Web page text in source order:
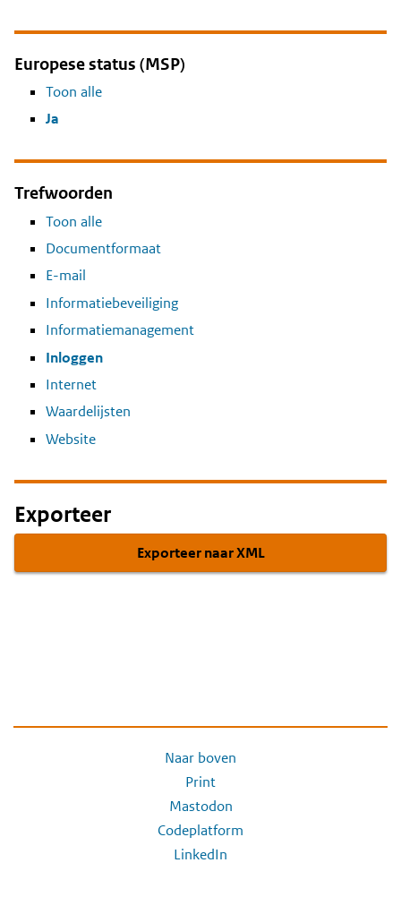
Europese status (MSP)
Toon alle
Ja
Trefwoorden
Toon alle
Documentformaat
E-mail
Informatiebeveiliging
Informatiemanagement
Inloggen
Internet
Waardelijsten
Website
Exporteer
Exporteer naar XML
Naar boven
Print
Mastodon
Codeplatform
LinkedIn